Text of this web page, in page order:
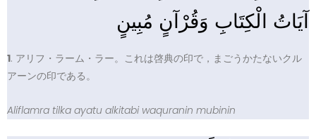
آيَاتُ الْكِتَابِ وَقُرْآنٍ مُبِينٍ
1. アリフ・ラーム・ラー。これは啓典の印で，まごうかたないクル
アーンの印である。
Aliflamra tilka ayatu alkitabi waquranin mubinin